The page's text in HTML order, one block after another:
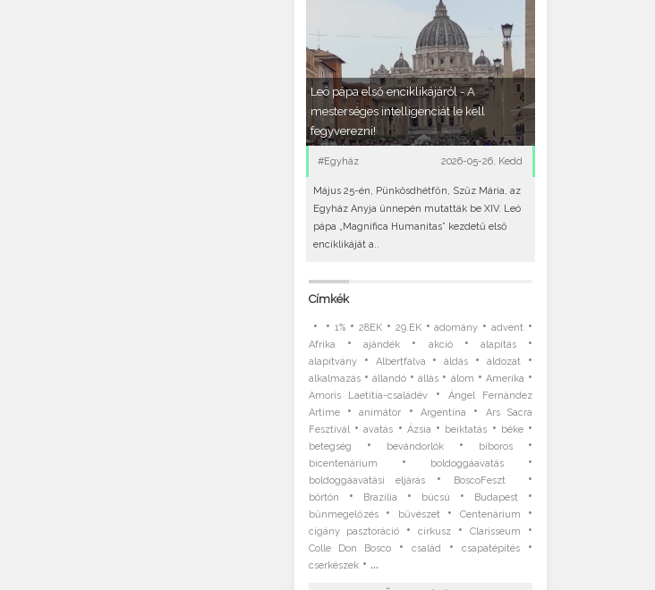
Leó pápa első enciklikájáról - A
mesterséges intelligenciát le kell
fegyverezni!
#Egyház 2026-05-26, Kedd
Május 25-én, Pünkösdhétfőn, Szűz Mária, az
Egyház Anyja ünnepén mutatták be XIV. Leó
pápa „Magnifica Humanitas” kezdetű első
enciklikáját a..
Címkék
• •1% • 28EK • 29.EK•adomány •advent •
Afrika •ajándék • akció• alapítás•
alapítvány• Albertfalva •áldás •áldozat •
alkalmazás•állandó •állás • álom • Amerika •
Amoris Laetitia-családév•
Ángel Fernández
Artime•animátor •Argentína •
Ars Sacra
Fesztivál•avatás • Ázsia • beiktatás • béke•
betegség • bevándorlók• bíboros •
bicentenárium • boldoggáavatás•
boldoggáavatási eljárás • BoscoFeszt •
börtön • Brazília • búcsú • Budapest •
bűnmegelőzés• bűvészet• Centenárium •
cigány pasztoráció• cirkusz•Clarisseum •
Colle Don Bosco• család •csapatépítés •
cserkészek• ...